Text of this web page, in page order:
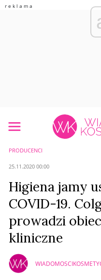
PRODUCENCI
25.11.2020 00:00
Higiena jamy
COVID-19.
prowadzi
kliniczne